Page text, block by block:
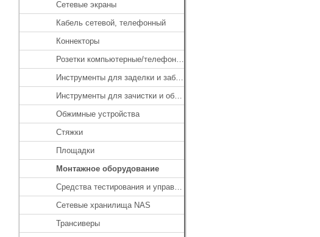
Сетевые экраны
Кабель сетевой, телефонный
Коннекторы
Розетки компьютерные/телефонные
Инструменты для заделки и забивки кабеля
Инструменты для зачистки и обрезки, кусачки
Обжимные устройства
Стяжки
Площадки
Монтажное оборудование
Средства тестирования и управления сетями
Сетевые хранилища NAS
Трансиверы